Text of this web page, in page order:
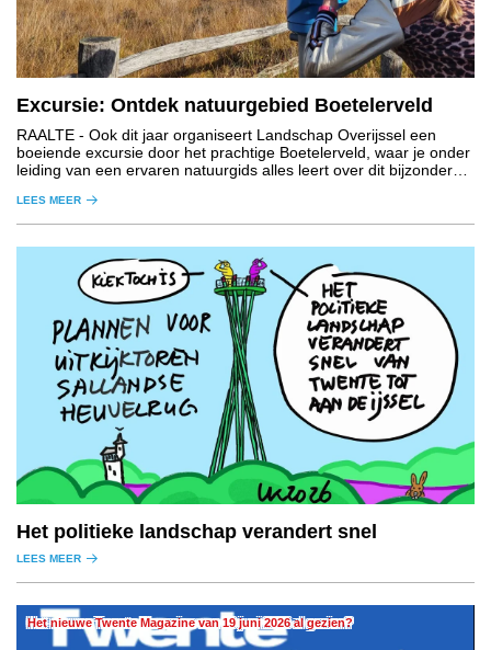
Excursie: Ontdek natuurgebied Boetelerveld
RAALTE - Ook dit jaar organiseert Landschap Overijssel een
boeiende excursie door het prachtige Boetelerveld, waar je onder
leiding van een ervaren natuurgids alles leert over dit bijzondere
LEES MEER
Het politieke landschap verandert snel
LEES MEER
Het nieuwe Twente Magazine van 19 juni 2026 al gezien?